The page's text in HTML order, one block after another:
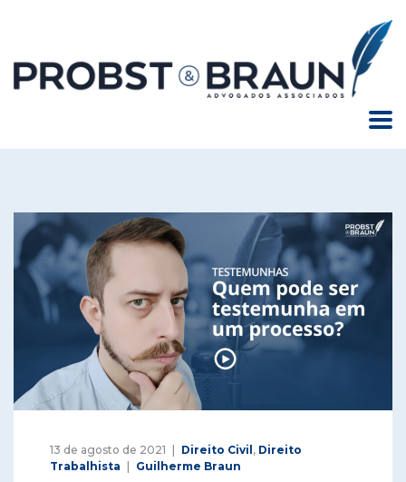
13 de agosto de 2021 Direito Civil , Direito
Trabalhista
Guilherme Braun